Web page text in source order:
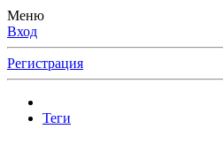
Меню
Вход
Регистрация
Теги